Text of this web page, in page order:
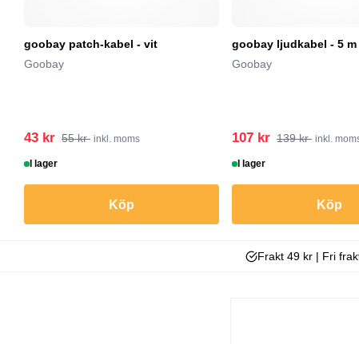
goobay patch-kabel - vit
Goobay
43 kr 55 kr inkl. moms
I lager
Köp
goobay ljudkabel - 5 m
Goobay
107 kr 139 kr inkl.
I lager
Köp
Frakt 49 kr | Fri